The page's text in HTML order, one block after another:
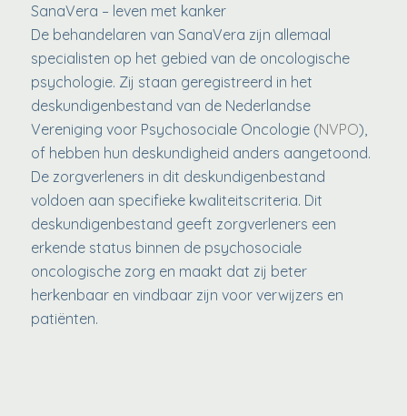
SanaVera – leven met kanker
De behandelaren van SanaVera zijn allemaal
specialisten op het gebied van de oncologische
psychologie. Zij staan geregistreerd in het
deskundigenbestand van de Nederlandse
Vereniging voor Psychosociale Oncologie (NVPO),
of hebben hun deskundigheid anders aangetoond.
De zorgverleners in dit deskundigenbestand
voldoen aan specifieke kwaliteitscriteria. Dit
deskundigenbestand geeft zorgverleners een
erkende status binnen de psychosociale
oncologische zorg en maakt dat zij beter
herkenbaar en vindbaar zijn voor verwijzers en
patiënten.